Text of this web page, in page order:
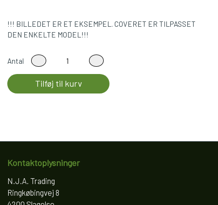
!!! BILLEDET ER ET EKSEMPEL. COVERET ER TILPASSET
DEN ENKELTE MODEL!!!
Antal
Tilføj til kurv
Kontaktoplysninger
N.J.A. Trading
Ringkøbingvej 8